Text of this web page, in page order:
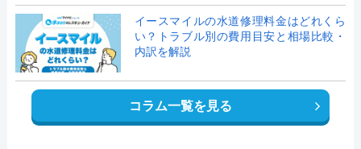
イースマイルの水道修理料金はどれくら
い？トラブル別の費用目安と相場比較・
内訳を解説
コラム一覧を見る